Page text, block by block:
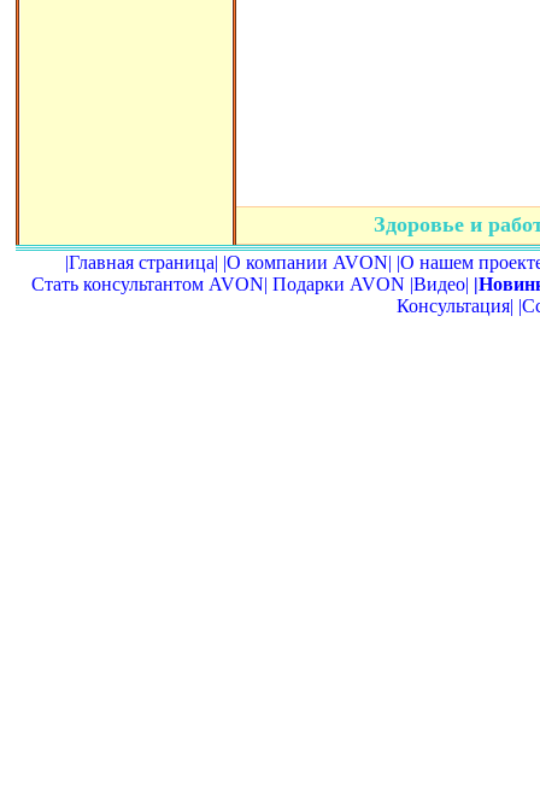
Здоровье и
|Главная страница| |О компании AVON| |О нашем
Стать консультантом AVON| Подарки AVON |Видео|
Консультация|